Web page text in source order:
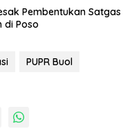
Pembentukan Satgas
di Poso
PUPR Buol